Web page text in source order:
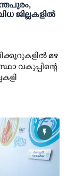
ജില്ലകളിൽ
മഴ
വകുപ്പിന്റെ